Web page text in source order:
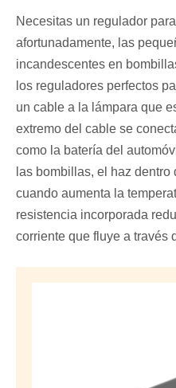
Necesitas un regulador
afortunadamente, las
incandescentes en
los reguladores perfectos
un cable a la lámpara que
extremo del cable se
como la batería del
las bombillas, el haz
cuando aumenta la
resistencia incorporada
corriente que fluye a través